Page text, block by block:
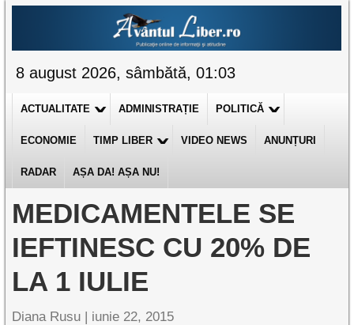
8 august 2026, sâmbătă, 01:03
ACTUALITATE ADMINISTRAȚIE POLITICĂ
ECONOMIE TIMP LIBER VIDEO NEWS ANUNȚURI
RADAR AȘA DA! AȘA NU!
MEDICAMENTELE SE
IEFTINESC CU 20% DE
LA 1 IULIE
Diana Rusu | iunie 22, 2015